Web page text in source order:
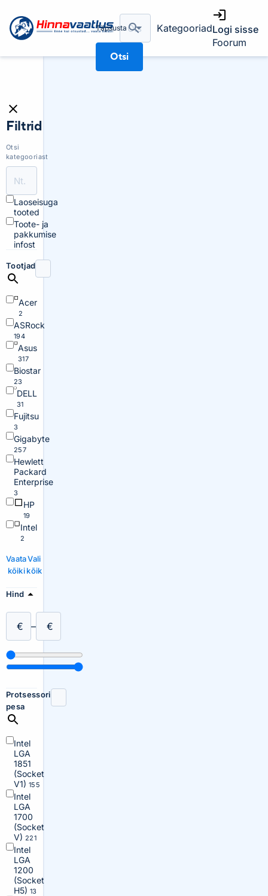
Täpsusta
Otsi
KategooriadLogi sisse
Foorum
Filtrid
Otsi
kategooriast
Laoseisuga
tooted
Toote- ja
pakkumise
infost
Tootjad
Acer
2
ASRock
194
Asus
317
Biostar
23
DELL
31
Fujitsu
3
Gigabyte
257
Hewlett
Packard
Enterprise
3
HP
19
Intel
2
Vaata
kõiki
Vali
kõik
Hind
€ – €
Protsessori
pesa
Intel
LGA
1851
(Socket
V1) 155
Intel
LGA
1700
(Socket
V) 221
Intel
LGA
1200
(Socket
H5) 13